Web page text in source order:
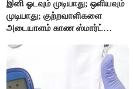
இனி ஓடவும் முடியாது; ஒளியவும்
முடியாது; குற்றவாளிகளை
அடையாளம் காண ஸ்மார்ட்